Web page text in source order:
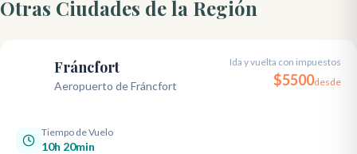
Otras Ciudades de la Región
Fráncfort
Aeropuerto de Fráncfort
Ida y vuelta con impuestos
$5500desde
Tiempo de Vuelo
10h 20min